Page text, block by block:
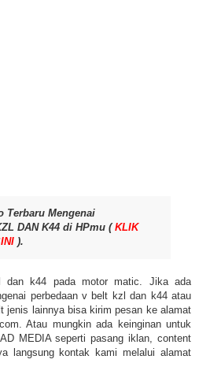
Terbaru Mengenai
DAN K44 di HPmu (KLIK
).
dan k44 pada motor matic. Jika ada
perbedaan v belt kzl dan k44 atau
jenis lainnya bisa kirim pesan ke alamat
Atau mungkin ada keinginan untuk
MEDIA seperti pasang iklan, content
langsung kontak kami melalui alamat